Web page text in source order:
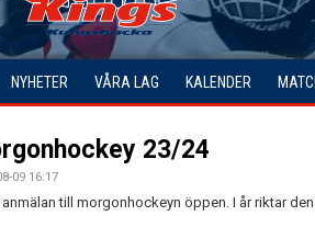
NYHETER VÅRA LAG KALENDER
23/24
09 16:17
anmälan till morgonhockeyn öppen. I år riktar